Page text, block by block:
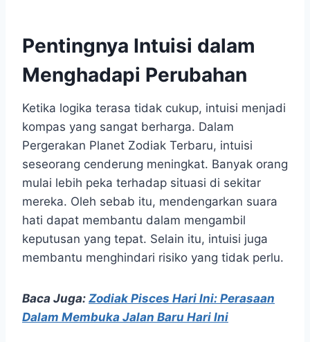
Pentingnya Intuisi dalam
Menghadapi Perubahan
Ketika logika terasa tidak cukup, intuisi menjadi
kompas yang sangat berharga. Dalam
Pergerakan Planet Zodiak Terbaru, intuisi
seseorang cenderung meningkat. Banyak orang
mulai lebih peka terhadap situasi di sekitar
mereka. Oleh sebab itu, mendengarkan suara
hati dapat membantu dalam mengambil
keputusan yang tepat. Selain itu, intuisi juga
membantu menghindari risiko yang tidak perlu.
Baca Juga: Zodiak Pisces Hari Ini: Perasaan
Dalam Membuka Jalan Baru Hari Ini